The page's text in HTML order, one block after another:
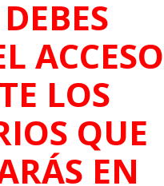
ACCESO
LOS
QUE
EN